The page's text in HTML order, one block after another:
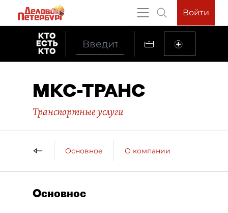
Войти
МКС-ТРАНС
Транспортные услуги
Основное О компании
Основное